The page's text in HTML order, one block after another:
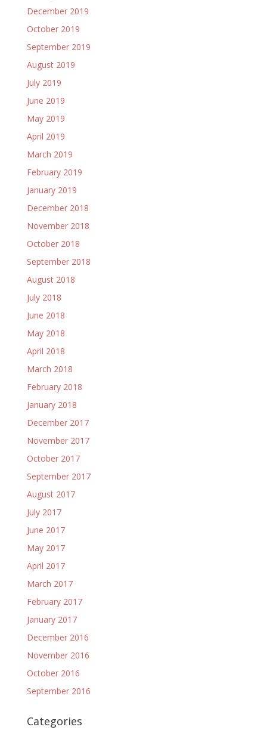
December 2019
October 2019
September 2019
August 2019
July 2019
June 2019
May 2019
April 2019
March 2019
February 2019
January 2019
December 2018
November 2018
October 2018
September 2018
August 2018
July 2018
June 2018
May 2018
April 2018
March 2018
February 2018
January 2018
December 2017
November 2017
October 2017
September 2017
August 2017
July 2017
June 2017
May 2017
April 2017
March 2017
February 2017
January 2017
December 2016
November 2016
October 2016
September 2016
Categories